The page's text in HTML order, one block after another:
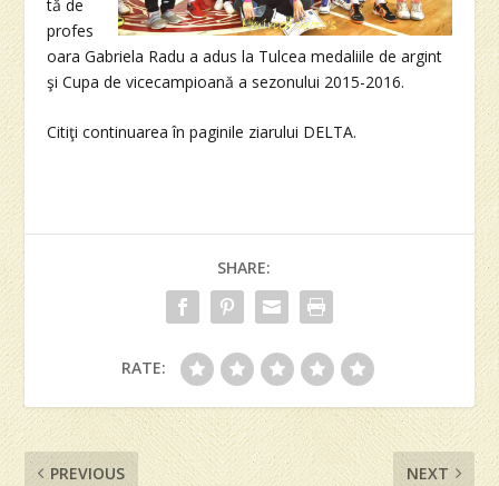
tă de
profes
oara Gabriela Radu a adus la Tulcea medaliile de argint
şi Cupa de vicecampioană a sezonului 2015-2016.
Citiţi continuarea în paginile ziarului DELTA.
SHARE:
RATE:
PREVIOUS NEXT